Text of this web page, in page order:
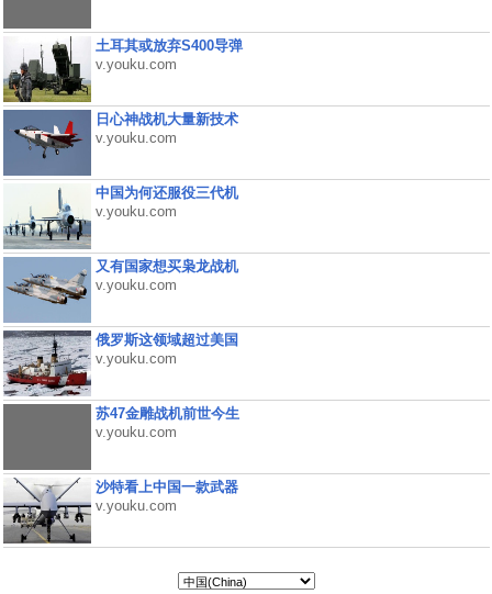
土耳其或放弃S400导弹
v.youku.com
日心神战机大量新技术
v.youku.com
中国为何还服役三代机
v.youku.com
又有国家想买枭龙战机
v.youku.com
俄罗斯这领域超过美国
v.youku.com
苏47金雕战机前世今生
v.youku.com
沙特看上中国一款武器
v.youku.com